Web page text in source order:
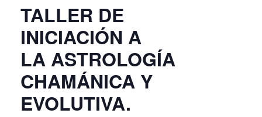
TALLER DE
INICIACIÓN A
LA ASTROLOGÍA
CHAMÁNICA Y
EVOLUTIVA.